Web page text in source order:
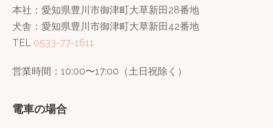
本社：愛知県豊川市御津町大草新田28番地
犬舎：愛知県豊川市御津町大草新田42番地
TEL 0533-77-1611
営業時間：10:00〜17:00（土日祝除く）
電車の場合